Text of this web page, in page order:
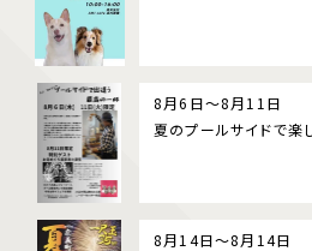
8月6日～8月11日
夏のプールサイドで楽
8月14日～8月14日